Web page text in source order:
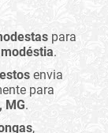
para
.
envia
para
MG.
,